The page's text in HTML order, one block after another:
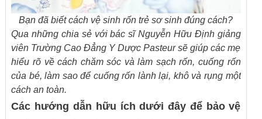
Bạn đã biết cách vệ sinh rốn trẻ sơ sinh đúng cách?
Qua những chia sẻ với bác sĩ Nguyễn Hữu Định giảng
viên Trường Cao Đẳng Y Dược Pasteur sẽ giúp các mẹ
hiểu rõ về cách chăm sóc và làm sạch rốn, cuống rốn
của bé, làm sao để cuống rốn lành lại, khô và rụng một
cách an toàn.
Các hướng dẫn hữu ích dưới đây để bảo vệ